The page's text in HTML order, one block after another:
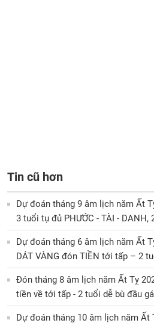
Tin cũ hơn
Dự đoán tháng 9 âm lịch năm Ất
3 tuổi tụ đủ PHƯỚC - TÀI -
Dự đoán tháng 6 âm lịch năm Ất
DÁT VÀNG đón TIỀN tới tấp – 2
Đón tháng 8 âm lịch năm Ất Tỵ
tiền về tới tấp - 2 tuổi dễ bù đầu
Dự đoán tháng 10 âm lịch năm Ất